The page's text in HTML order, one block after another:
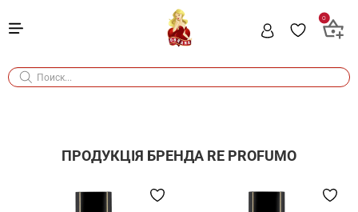
0
ПРОДУКЦІЯ БРЕНДА RE PROFUMO